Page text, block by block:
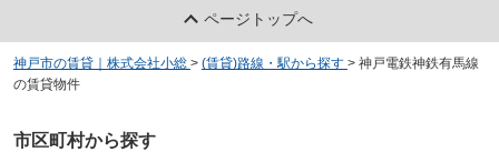
ページトップへ
神戸市の賃貸｜株式会社小総 > (賃貸)路線・駅から探す > 神戸電鉄神鉄有馬線
の賃貸物件
市区町村から探す